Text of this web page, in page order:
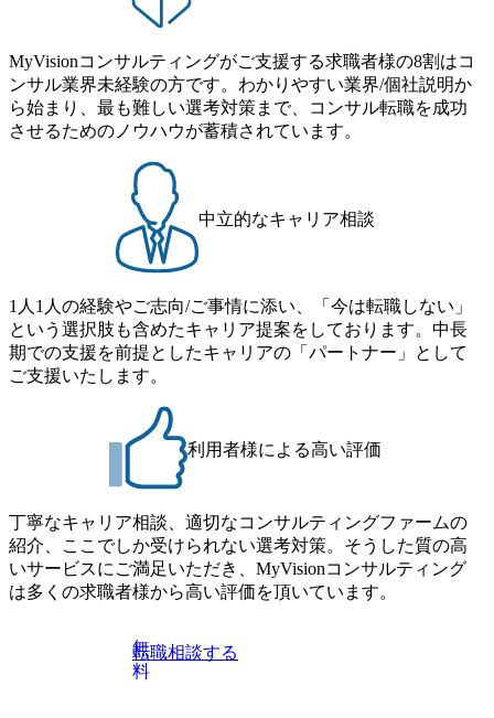
性】 人事ブティックファームと異なり、他DTCインダスト
リーユニットや監査・税務チームとのコラボレーション機会
が多いので、自分の専門領域以外にも関心・興味をお持ちの
方に向いています。 【グローバル志向性】 英語を使うプロ
ジェクト、外国人と一緒に働くプロジェクトに関心・興味が
高い方
【Sourcing & Procurement Group(調達)】 ●サービス内容 あら
調達コスト削減、リスクマネジメント、サステナブル調達、
調達オペレーション改革、および各領域におけるデジタルト
ランスフォーメーションの支援 ●案件事例 ・調達・購買組
織の将来構想 ・調達・購買のコーポレートガバナンス構想
c… 【Engineering Chain Group(設計・製造)】 ●サービス内容
ものづくりの中核をなす商品戦略・設計・製造領域における
戦略策定、オペレーション改革、システム導入の支援。開発
管理・ポートフォリオ管理、原価企画、MBSE/ALM、CAD/
CAE/PLM/DFM、生産戦略、データドリブン製造改革、デジ
構築 ・設計製造連携強化 ・異業種PLMの構想策定・導入 e
tc… オンライン(Teams)での実施となります。 ●事業会社ご出
身者 ・下記いずれかのご経験を有する方 調達・購買領域の
業務改革/DX経験 調達・購買領域におけるシステム導入経験
●コンサルファームやシステムインテグレーターご出身者 ・
調達 購買領域にかかるコンサルティングサービスや関連シ
ステム導入プロジェクトに携わられたご経験 ●事業会社ご出
身者 ・以下に関するデジタルを活用した実務経験、または
保証、生産管理、設備技術、工務・製造 ●コンサルファーム
ご出身者 ・導入プロジェクトにて要件定義等から携わられ
たご経験
接まで実施予定 ※基本的には1DAYで完結予定ですが、追加
026年6月19日(金) 16:00 ※定員数に達した場合は通常選考を
ご案内させていただくことがございます。 当社の二重橋オ
フィスで対面で実施する、Finance Transformation Unitの選考
会となります。 直接オフィスや働くメンバーの雰囲気もご
確認できるイベントとなっております。 ●ユニットの特徴
戦略的テーマのアドバイザリーからシステム導入・オペレー
トまで幅広いサービス提供を行っています。上記の4つの領
域のプロジェクトを経験することで、ファイナンス領域全体
の知見を蓄えつつ、徐々に特定領域に絞り込んで専門性を習
得可能なアサインメント方針をとっています。 個々のメン
バーが担当するプロジェクトや、提案にアグレッシブであり
ながら仲間が担当するクライアントにもそれぞれの強みを持
ち寄って、より付加価値の高いサービスを提供するコラボレ
ーション・カルチャーが色濃く出ているユニットです。 ＜
機能・組織変革や人材マネジメントの構想 ・Enterprise Perfor
mance Management : 企業価値経営、経営管理 ・Operational Fi
nance : オペレーション改革 ・Global Business Services : サー
ビスデリバリーモデル 東京都千代田区丸の内3-2-3 二重橋ビ
ルディング17F オファリングユニットであるので、新しいソ
リューションの開発や新しいオファリングを産み出す活動に
積極的に参画し、世の中にない新しいものを生み出すことに
積極的になれるマインドが望ましい。 インダストリやグル
ープ内他ファンクションなどと積極的にコミュニケーション
ビスと関連領域のデリバリーを厭わないマインド、受注に向
けて能動的に動けること(マネージャークラス) ●コンサルフ
る 社内のコンサルタントが講師となり人材育成に専念 中途
入社を対象とした3週間の「基礎トレーニング」や、インタ
ーンとしてプロジェクトに参加し、実戦練習でワークが学べ
る「シャドーアサイン」、月に1回、アサイン希望やキャリ
ア形成に関する相談が可能な「コーチ面談」等の制度が充実
コンサルタントとしての基礎力を磨く「プールユニット」制
度の下で、幅広い分野のプロジェクトに参画することが出来
る環境が用意 上長の承認なく応募可能な公募での異動制度
が取り入れられており、部署内での異動はもちろん、クライ
アントや国際機関への出向も可能 育児・介護・不妊治療を
理由としたワーキングプログラムが複数種類あり、働き方・
働く時間・目標設定などを制約の大きさに応じて希望するコ
年末年始休暇を取得可能で、他ファームと比べても充実した
休暇制度が用意。福利厚生に関しても一般的なものは勿論、
会社の指定する一部の資格の教材費等は自己研鑽費用として
実費で提供される制度も存在している。 ダイバーシティ＆
インクルージョンを重要経営戦略の一つとして位置付け、残
業時間の制限や男性含めた育休取得、女性の積極登用、社内
保育園の設立など従業員の満足度を高める施策に注力してい
る 2026年6月20日(土) 10:00～17:00 2026年6月3日(水) 16:00 ※
定員数に達した場合は通常選考をご案内させていただくこと
がございます。 ● イベント内容 1. 一日で複数回Region Unit
メンバと面談いただき、最終選考まで実施致します。 2. 事
前説明会に参加できなかった方向けにUnit説明会も並行して
実施いたします。 ● イベントの特徴 ・デロイトRegion部門
の成長機会などについての理解を深めていただけます └
多様な領域における仕事内容やキャリアパスをご認識いただ
MyVisionコンサルティングがご支援する求職者様の8割はコ
ンサル業界未経験の方です。わかりやすい業界/個社説明か
ら始まり、最も難しい選考対策まで、コンサル転職を成功
させるためのノウハウが蓄積されています。
中立的なキャリア相談
1人1人の経験やご志向/ご事情に添い、「今は転職しない」
という選択肢も含めたキャリア提案をしております。中長
期での支援を前提としたキャリアの「パートナー」として
ご支援いたします。
利用者様による高い評価
丁寧なキャリア相談、適切なコンサルティングファームの
紹介、ここでしか受けられない選考対策。そうした質の高
いサービスにご満足いただき、MyVisionコンサルティング
は多くの求職者様から高い評価を頂いています。
無
料
転職相談する